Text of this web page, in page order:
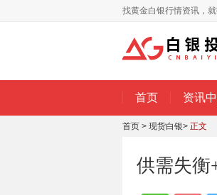
找黄金白银行情资讯，
首页 资讯
首页 > 现货白银> 正文
供需失衡